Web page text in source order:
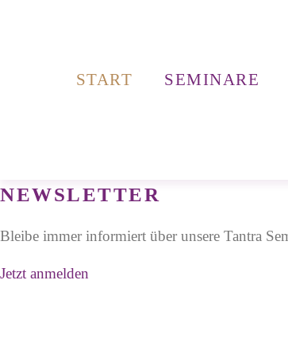
START SEMINARE
NEWSLETTER
Bleibe immer informiert über unsere Tantra
Jetzt anmelden